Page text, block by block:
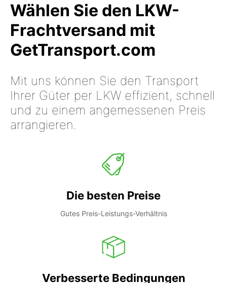
Wählen Sie den LKW-
Frachtversand mit
GetTransport.com
Mit uns können Sie den Transport
Ihrer Güter per LKW effizient, schnell
und zu einem angemessenen Preis
arrangieren.
Die besten Preise
Gutes Preis-Leistungs-Verhältnis
Verbesserte Bedingungen